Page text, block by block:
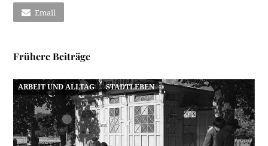
Email
Frühere Beiträge
ARBEIT UND ALLTAG STADTLEBEN